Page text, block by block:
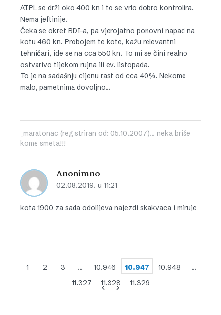
ATPL se drži oko 400 kn i to se vrlo dobro kontrolira.
Nema jeftinije.
Čeka se okret BDI-a, pa vjerojatno ponovni napad na
kotu 460 kn. Probojem te kote, kažu relevantni
tehničari, ide se na cca 550 kn. To mi se čini realno
ostvarivo tijekom rujna ili ev. listopada.
To je na sadašnju cijenu rast od cca 40%. Nekome
malo, pametnima dovoljno…
_maratonac (registriran od: 05.10.2007.)... neka briše
kome smeta!!!
Anonimno
02.08.2019. u 11:21
kota 1900 za sada odolijeva najezdi skakvaca i miruje
1 2 3 … 10.946 10.947 10.948
…
11.327
11.328 11.329